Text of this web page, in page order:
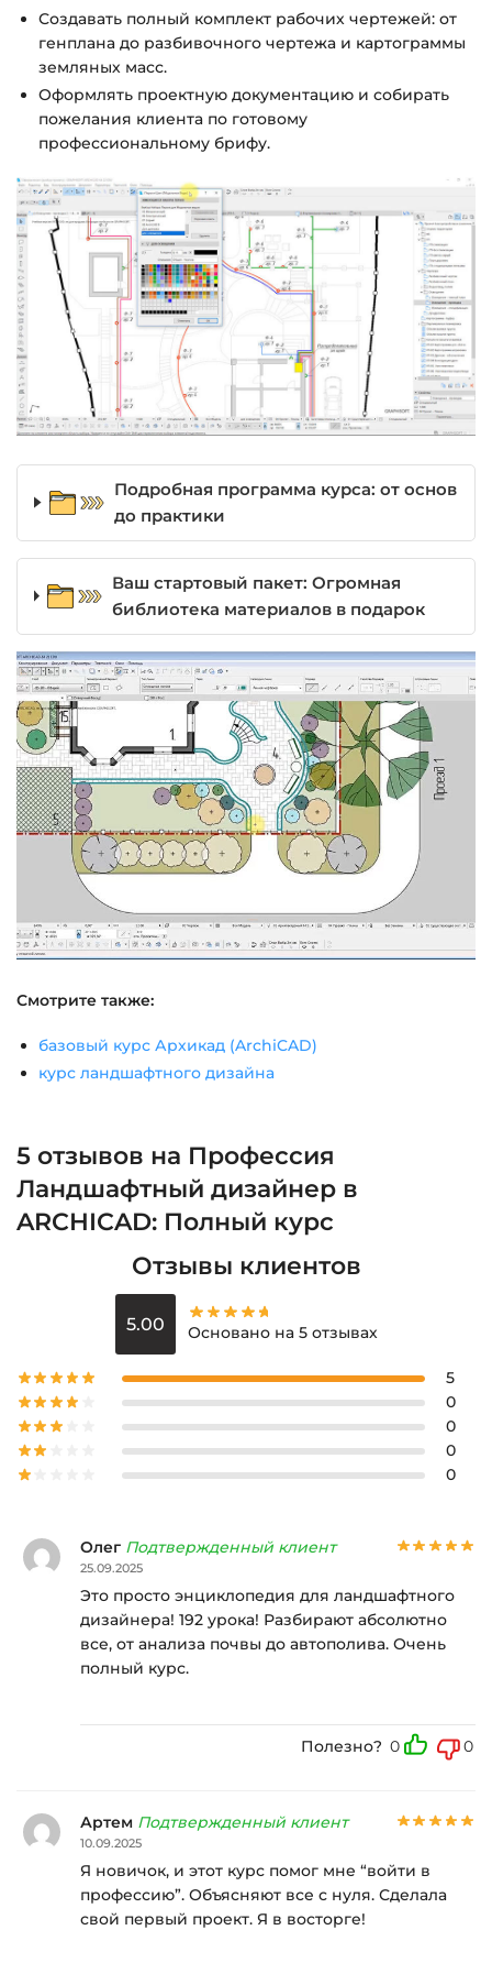
Создавать полный комплект рабочих чертежей: от
генплана до разбивочного чертежа и картограммы
земляных масс.
Оформлять проектную документацию и собирать
пожелания клиента по готовому
профессиональному брифу.
Подробная программа курса: от основ
до практики
Ваш стартовый пакет: Огромная
библиотека материалов в подарок
Смотрите также:
базовый курс Архикад (ArchiCAD)
курс ландшафтного дизайна
5 отзывов на Профессия
Ландшафтный дизайнер в
ARCHICAD: Полный курс
Отзывы клиентов
5.00 Основано на 5 отзывах
5
0
0
0
0
Олег Подтвержденный клиент
25.09.2025
Это просто энциклопедия для ландшафтного
дизайнера! 192 урока! Разбирают абсолютно
все, от анализа почвы до автополива. Очень
полный курс.
Полезно? 0 0
Артем Подтвержденный клиент
10.09.2025
Я новичок, и этот курс помог мне “войти в
профессию”. Объясняют все с нуля. Сделала
свой первый проект. Я в восторге!